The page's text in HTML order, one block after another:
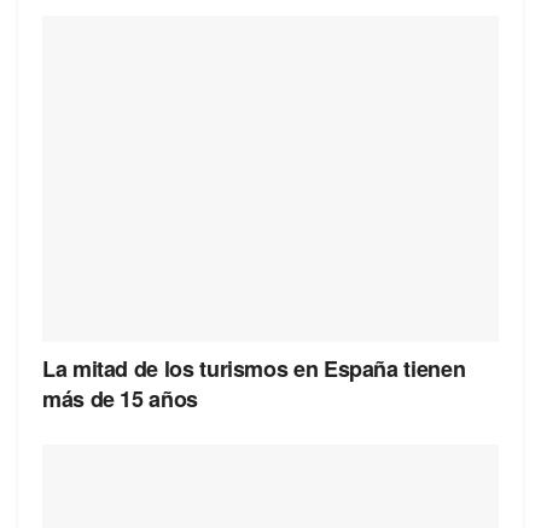
La mitad de los turismos en España tienen
más de 15 años